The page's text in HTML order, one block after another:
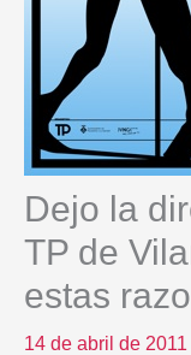
Dejo la
TP de
estas
14 de abril de 2011